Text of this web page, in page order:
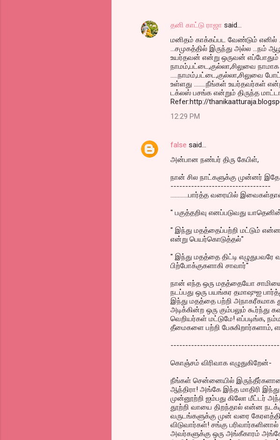
தனி காட்டு ராஜா said…
மனிதம் காக்கப்பட வேண்டும்
...சமுகத்தில் இருந்து அல்ல ...நம்
உயர்தவன் என்று ஒருவன் எப்போதும்
நாமம்,பட்டை,குல்லா,சிலுவை
.....நாமம்,பட்டை,குல்லா,சிலுவை
உள்ளது ........நீங்கள் உயர்தவர்கள்
டக்லஸ் பசங்க என்றும் திருந்த
Refer:http://
12:29 PM
false said…
அன்பான நண்பர் திரு கேபிள்,
நான் சில நாட்களுக்கு முன்னர்
----------------------------------
............பார்த்த வரையில்
" பகுத்தறிவு எனப்படுவது
" இந்து மதத்தைப்பற்றி மட்டும்
என்று பெயர்கொடுத்தல்"
" இந்து மதத்தை திட்டி
பிற்போக்குகளாகி சாவார்"
நான் எந்த ஒரு மதத்தையோ
நடப்பது ஒரு பயங்கர தமாஷுஐ
இந்து மதத்தை பற்றி அநாகரீகமாக
அடிக்கின்ற ஒரு கும்பலும்
வெறியர்கள் மட்டுமே! எப்படிங்க,
தீமைகளை பற்றி பேசுகிறார்களாம்,
கொஞ்சம் விரிவாக எழுதுகிறேன்-
நீங்கள் சென்னையில்
ஆந்திரா! அங்கே இந்த மாதிரி இந்து
முன்னூற்றி ஐம்பது கிலோ மீட்டர்
தூற்றி வாயை திறந்தால் என்ன
வருடங்களுக்கு முன் வரை
விடுவார்கள்! சங்கு
அவர்களுக்கு ஒரு அங்கீகாரம்